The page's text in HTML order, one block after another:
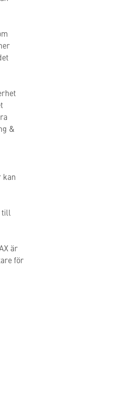
&
kan
till
är
för